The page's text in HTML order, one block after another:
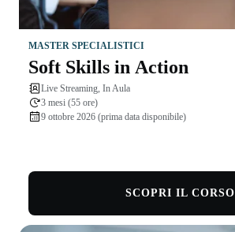
MASTER SPECIALISTICI
Soft Skills in Action
Live Streaming, In Aula
3 mesi (55 ore)
9 ottobre 2026 (prima data disponibile)
SCOPRI IL CORSO